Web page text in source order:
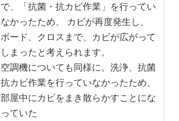
で、「抗菌・抗カビ作業」を行ってい
なかったため、 カビが再度発生し、
ボード、クロスまで、カビが広がって
しまったと考えられます。
空調機についても同様に。洗浄、抗菌
抗カビ作業を行っていなかったため、
部屋中にカビをまき散らかすことにな
っていた